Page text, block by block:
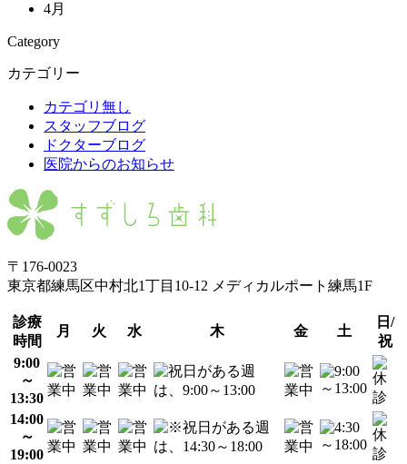
4月
Category
カテゴリー
カテゴリ無し
スタッフブログ
ドクターブログ
医院からのお知らせ
〒176-0023
東京都練馬区中村北1丁目10-12 メディカルポート練馬1F
診療
時間
月 火 水 木 金 土
日/
祝
9:00
～
13:30
14:00
～
19:00